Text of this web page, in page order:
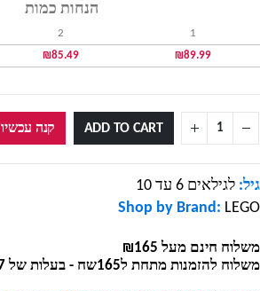
הנחות כמות
1
2
₪89.99
₪85.49
ADD TO CART קנה עכשיו
גיל: לגילאים 6 עד 10
Shop by Brand: LEGO
משלוח חינם מעל ₪165
משלוח להזמנות מתחת ל165שח - בעלות של 17שח